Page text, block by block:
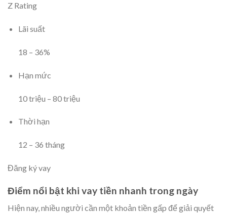
Z Rating
Lãi suất
18 – 36%
Hạn mức
10triệu – 80triệu
Thời hạn
12 – 36 tháng
Đăng ký vay
Điểm nổi bật khi vay tiền nhanh trong ngày
Hiện nay, nhiều người cần một khoản tiền gấp để giải quyết